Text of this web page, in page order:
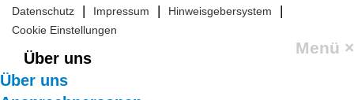
Datenschutz
| Impressum | Hinweisgebersystem |
Cookie Einstellungen
Menü ×
Über uns
Über uns